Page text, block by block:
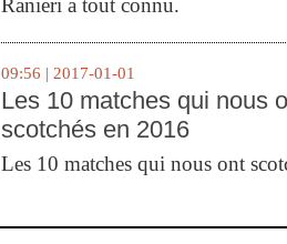
Ranieri a tout connu.
09:56 | 2017-01-01
Les 10 matches qui nous
scotchés en 2016
Les 10 matches qui nous ont